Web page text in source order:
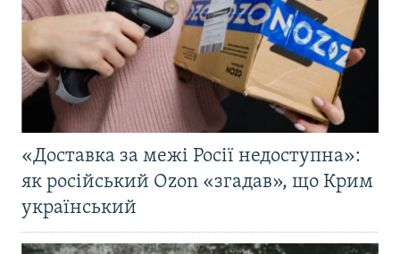
«Доставка за межі Росії недоступна»:
як російський Ozon «згадав», що Крим
український